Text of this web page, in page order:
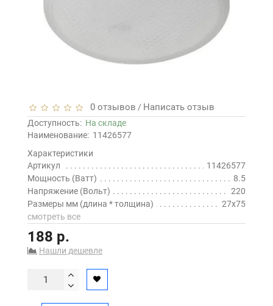
0 отзывов / Написать отзыв
Доступность: На складе
Наименование: 11426577
Характеристики
Артикул
11426577
Мощность (Ватт)
8.5
Напряжение (Вольт)
220
Размеры мм (длина * толщина)
27х75
смотреть все
188 р.
Нашли дешевле